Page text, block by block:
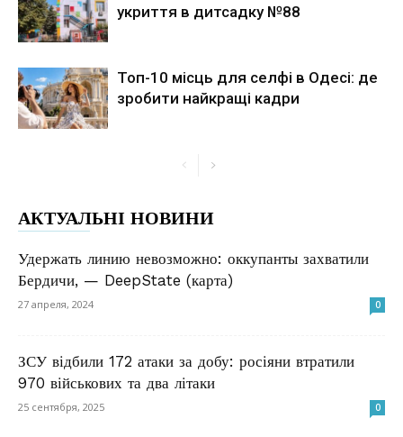
укриття в дитсадку №88
Топ-10 місць для селфі в Одесі: де
зробити найкращі кадри
АКТУАЛЬНІ НОВИНИ
Удержать линию невозможно: оккупанты захватили
Бердичи, — DeepState (карта)
27 апреля, 2024 0
ЗСУ відбили 172 атаки за добу: росіяни втратили
970 військових та два літаки
25 сентября, 2025 0